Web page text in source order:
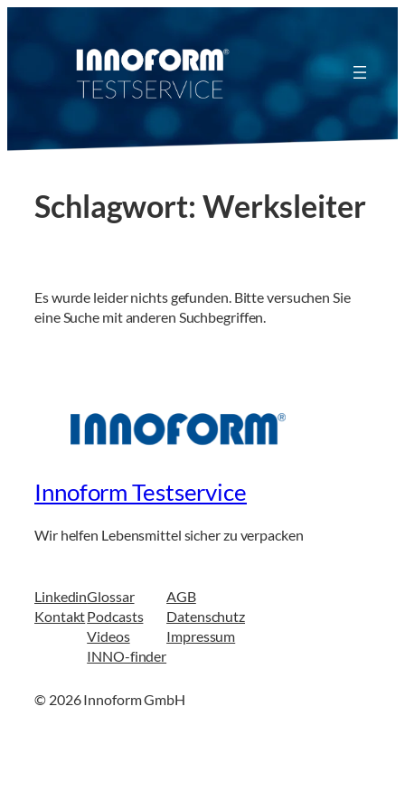
Schlagwort: Werksleiter
Es wurde leider nichts gefunden. Bitte versuchen Sie
eine Suche mit anderen Suchbegriffen.
Innoform Testservice
Wir helfen Lebensmittel sicher zu verpacken
Linkedin
Kontakt
Glossar
Podcasts
Videos
INNO-finder
AGB
Datenschutz
Impressum
© 2026 Innoform GmbH